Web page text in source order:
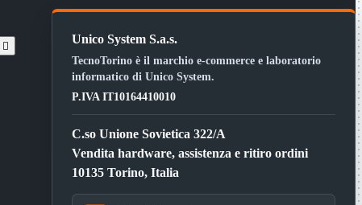

Unico System S.a.s.
TecnoTorino è il marchio e-commerce e laboratorio
informatico di Unico System.
P.IVA IT10164410010
C.so Unione Sovietica 322/A
Vendita hardware, assistenza e ritiro ordini
10135 Torino, Italia